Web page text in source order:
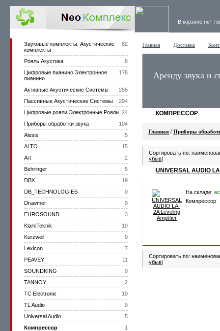
В корзине нет
82
Звуковые комплекты. Акустические
комплекты
8
Рояль Акустика
178
Цифровые пианино Электронное
пианино
255
Активные Акустические Системы
294
Пассивные Акустические Системы
24
Цифровые рояли Электронные Рояли
104
Приборы обработки звука
5
Alesis
15
ALTO
2
Art
5
Behringer
19
DBX
0
DB_TECHNOLOGIES
0
Drawmer
3
EUROSOUND
10
KlarkTeknik
0
Kurzweil
7
Lexicon
11
PEAVEY
0
SOUNDKING
2
TANNOY
10
TC Electronic
9
TL Audio
5
Universal Audio
1
Компрессор
Главная Доставка
Аренду звука и
КОМПРЕССОР
Главная / Приборы
Сортировать по:
убыв)
UNIVERSAL AUDIO
На складе:
Компрессор
Сортировать по:
убыв)